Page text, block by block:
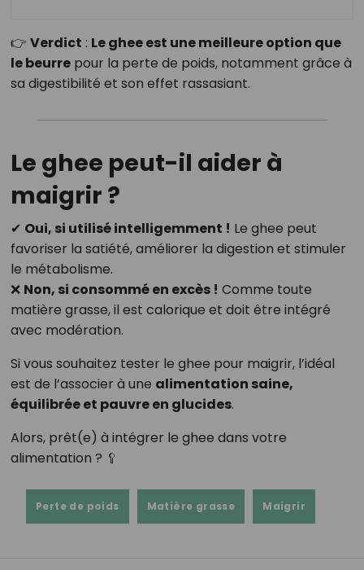
👉 Verdict : Le ghee est une meilleure option que
le beurrepour la perte de poids, notamment grâce à
sa digestibilité et son effet rassasiant.
Le ghee peut-il aider à
maigrir ?
✔ Oui, si utilisé intelligemment ! Le ghee peut
favoriser la satiété, améliorer la digestion et stimuler
le métabolisme.
❌ Non, si consommé en excès ! Comme toute
matière grasse, il est calorique et doit être intégré
avec modération.
Si vous souhaitez tester le ghee pour maigrir, l’idéal
est de l’associer à une alimentation saine,
équilibrée et pauvre en glucides.
Alors, prêt(e) à intégrer le ghee dans votre
alimentation ? 🥄
Perte de poids Matière grasse Maigrir